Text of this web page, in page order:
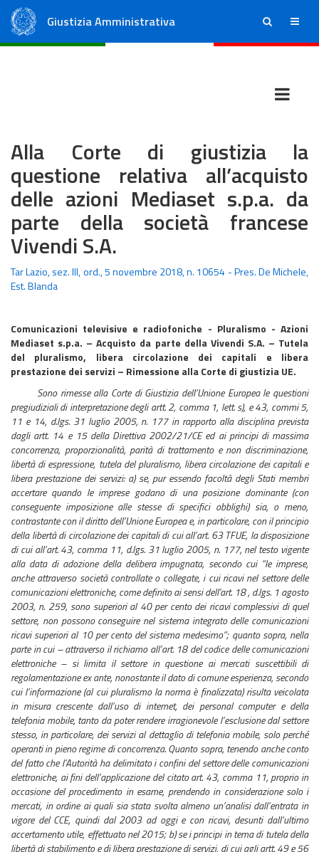
Giustizia Amministrativa ricerca menu
Alla Corte di giustizia la
questione relativa all’acquisto
delle azioni Mediaset s.p.a. da
parte della società francese
Vivendi S.A.
Tar Lazio, sez. III, ord., 5 novembre 2018, n. 10654 - Pres. De Michele,
Est. Blanda
Comunicazioni televisive e radiofoniche - Pluralismo - Azioni
Mediaset s.p.a. – Acquisto da parte della Vivendi S.A. – Tutela
del pluralismo, libera circolazione dei capitali e libera
prestazione dei servizi – Rimessione alla Corte di giustizia UE.
Sono rimesse alla Corte di Giustizia dell’Unione Europea le questioni
pregiudiziali di interpretazione degli artt. 2, comma 1, lett. s), e 43, commi 5,
11 e 14, d.lgs. 31 luglio 2005, n. 177 in rapporto alla disciplina prevista
dagli artt. 14 e 15 della Direttiva 2002/21/CE ed ai principi di massima
concorrenza, proporzionalità, parità di trattamento e non discriminazione,
libertà di espressione, tutela del pluralismo, libera circolazione dei capitali e
libera prestazione dei servizi: a) se, pur essendo facoltà degli Stati membri
accertare quando le imprese godano di una posizione dominante (con
conseguente imposizione alle stesse di specifici obblighi) sia, o meno,
contrastante con il diritto dell’Unione Europea e, in particolare, con il principio
della libertà di circolazione dei capitali di cui all’art. 63 TFUE, la disposizione
di cui all’art. 43, comma 11, d.lgs. 31 luglio 2005, n. 177, nel testo vigente
alla data di adozione della delibera impugnata, secondo cui “le imprese,
anche attraverso società controllate o collegate, i cui ricavi nel settore delle
comunicazioni elettroniche, come definito ai sensi dell'art. 18 , d.lgs. 1 agosto
2003, n. 259, sono superiori al 40 per cento dei ricavi complessivi di quel
settore, non possono conseguire nel sistema integrato delle comunicazioni
ricavi superiori al 10 per cento del sistema medesimo”; quanto sopra, nella
parte in cui – attraverso il richiamo all’art. 18 del codice delle comunicazioni
elettroniche – si limita il settore in questione ai mercati suscettibili di
regolamentazione ex ante, nonostante il dato di comune esperienza, secondo
cui l’informazione (al cui pluralismo la norma è finalizzata) risulta veicolata
in misura crescente dall’uso di internet, dei personal computer e della
telefonia mobile, tanto da poter rendere irragionevole l’esclusione dal settore
stesso, in particolare, dei servizi al dettaglio di telefonia mobile, solo perché
operanti in pieno regime di concorrenza. Quanto sopra, tenendo anche conto
del fatto che l’Autorità ha delimitato i confini del settore delle comunicazioni
elettroniche, ai fini dell’applicazione del citato art. 43, comma 11, proprio in
occasione del procedimento in esame, prendendo in considerazione solo i
mercati, in ordine ai quali sia stata svolta almeno un’analisi dall’entrata in
vigore del CCE, quindi dal 2003 ad oggi e con ricavi, desunti dall’ultimo
accertamento utile, effettuato nel 2015; b) se i principi in tema di tutela della
libertà di stabilimento e di libera prestazione di servizi, di cui agli artt. 49 e 56